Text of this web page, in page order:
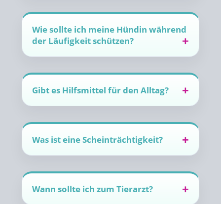
Wie sollte ich meine Hündin während
der Läufigkeit schützen?
Gibt es Hilfsmittel für den Alltag?
Was ist eine Scheinträchtigkeit?
Wann sollte ich zum Tierarzt?